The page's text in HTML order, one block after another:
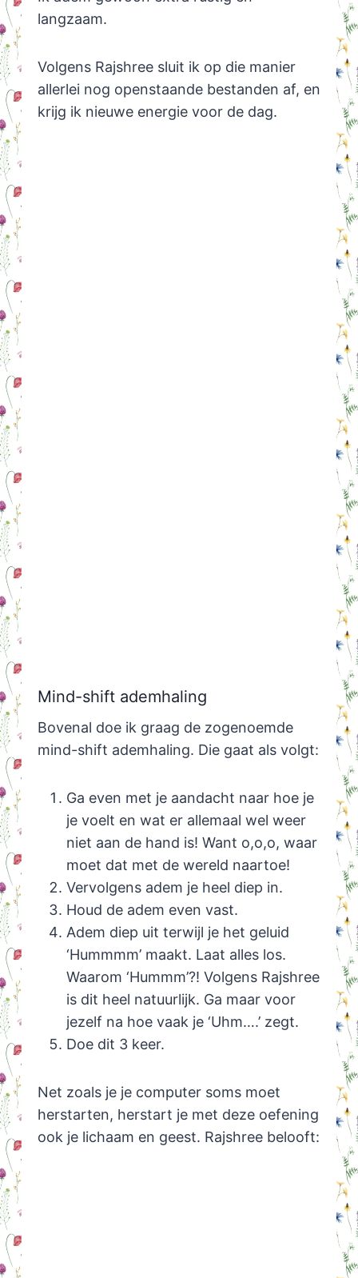
langzaam.
Volgens Rajshree sluit ik op die manier
allerlei nog openstaande bestanden af, en
krijg ik nieuwe energie voor de dag.
Mind-shift ademhaling
Bovenal doe ik graag de zogenoemde
mind-shift ademhaling. Die gaat als volgt:
Ga even met je aandacht naar hoe je
je voelt en wat er allemaal wel weer
niet aan de hand is! Want o,o,o, waar
moet dat met de wereld naartoe!
Vervolgens adem je heel diep in.
Houd de adem even vast.
Adem diep uit terwijl je het geluid
‘Hummmm’ maakt. Laat alles los.
Waarom ‘Hummm’?! Volgens Rajshree
is dit heel natuurlijk. Ga maar voor
jezelf na hoe vaak je ‘Uhm….’ zegt.
Doe dit 3 keer.
Net zoals je je computer soms moet
herstarten, herstart je met deze oefening
ook je lichaam en geest. Rajshree belooft: